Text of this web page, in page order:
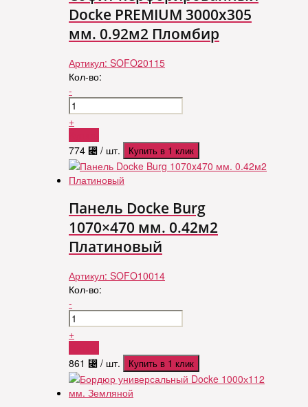
Docke PREMIUM 3000х305
мм. 0.92м2 Пломбир
Артикул: SOFO20115
Кол-во:
-
+
774 ⃄ / шт. Купить в 1 клик
Панель Docke Burg
1070×470 мм. 0.42м2
Платиновый
Артикул: SOFO10014
Кол-во:
-
+
861 ⃄ / шт. Купить в 1 клик